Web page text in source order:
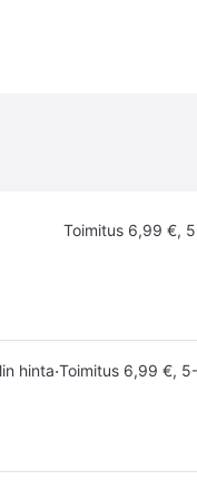
Toimitus 6,99 €,
hinta·Toimitus 6,99 €,